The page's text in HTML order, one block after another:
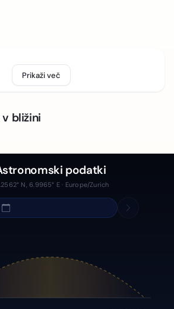
Prikaži več
bližini
podatki
N, 6.9965° E · Europe/Zurich